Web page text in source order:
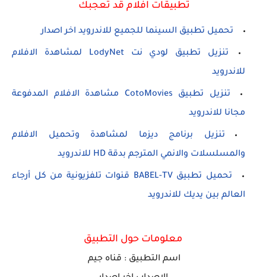
تطبيقات افلام قد تعجبك
تحميل تطبيق السينما للجميع للاندرويد اخر اصدار
تنزيل تطبيق لودي نت LodyNet لمشاهدة الافلام
للاندرويد
تنزيل تطبيق CotoMovies مشاهدة الافلام المدفوعة
مجانا للاندرويد
تنزيل برنامج ديزما لمشاهدة وتحميل الافلام
والمسلسلات والانمي المترجم بدقة HD للاندرويد
تحميل تطبيق BABEL-TV قنوات تلفزيونية من كل أرجاء
العالم بين يديك للاندرويد
معلومات حول التطبيق
اسم التطبيق : قناه جيم